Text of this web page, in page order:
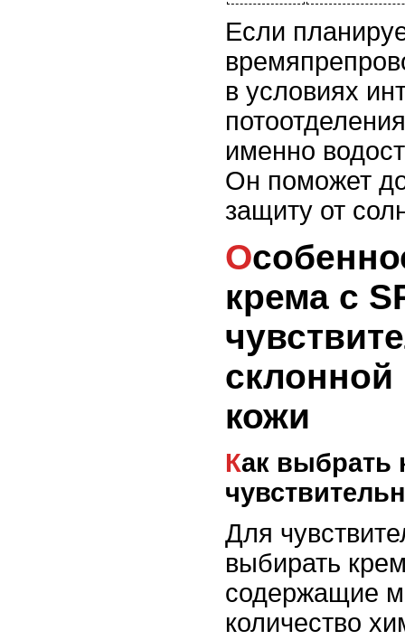
Если
в условиях
именно
Он поможет
защиту от
Особенности выбора
крема с
склонной
кожи
Как выбрать крем с SPF для
Для
выбирать
содержащие
количество